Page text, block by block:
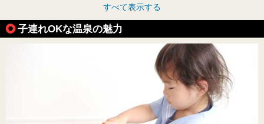
すべて表示する
子連れOKな温泉の魅力